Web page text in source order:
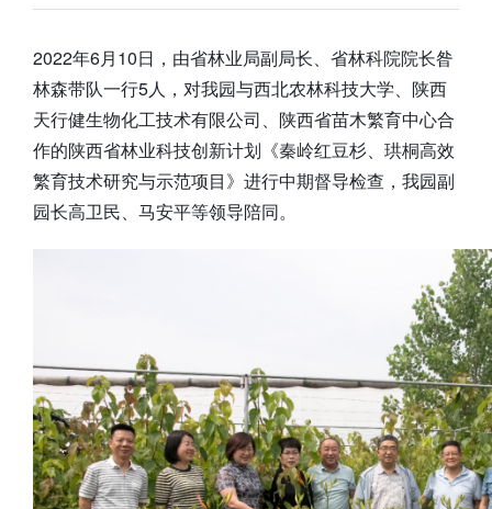
2022年6月10日，由省林业局副局长、省林科院院长昝
林森带队一行5人，对我园与西北农林科技大学、陕西
天行健生物化工技术有限公司、陕西省苗木繁育中心合
作的陕西省林业科技创新计划《秦岭红豆杉、珙桐高效
繁育技术研究与示范项目》进行中期督导检查，我园副
园长高卫民、马安平等领导陪同。